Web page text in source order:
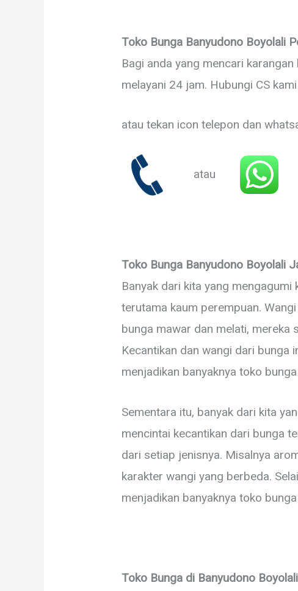
Toko Bunga Banyudono Boyolali
Bagi anda yang mencari
melayani 24 jam. Hubungi CS
atau tekan icon telepon dan
atau
Toko Bunga Banyudono Boyolali
Banyak dari kita yang
terutama kaum perempuan.
bunga mawar dan melati, mereka
Kecantikan dan wangi dari bunga
menjadikan banyaknya toko
Sementara itu, banyak dari kita
mencintai kecantikan dari bunga
dari setiap jenisnya. Misalnya
karakter wangi yang berbeda.
menjadikan banyaknya toko
Toko Bunga di Banyudono